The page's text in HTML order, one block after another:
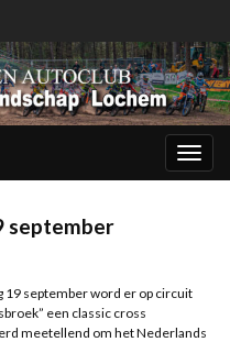
september
19 september word er op circuit
een classic cross
meetellend om het Nederlands